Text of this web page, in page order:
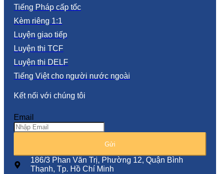
Tiếng Pháp cấp tốc
Kèm riêng 1:1
Luyện giao tiếp
Luyện thi TCF
Luyện thi DELF
Tiếng Việt cho người nước ngoài
Kết nối với chúng tôi
Email
Gửi
186/3 Phan Văn Trị, Phường 12, Quận Bình
Thạnh, Tp. Hồ Chí Minh